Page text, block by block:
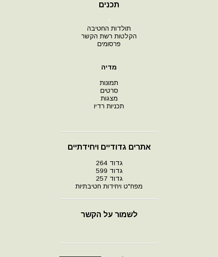
תכנים
י
תולדות החטיבה
הקלטות רשת הקשר
פרסומים
מדיה
תמונות
סרטים
מצגות
תכניות רדיו
אתרים גדודיים ויחידתיים
גדוד 264
גדוד 599
גדוד 257
מפח"ט ויחידות חטיבתיות
לשמור על הקשר